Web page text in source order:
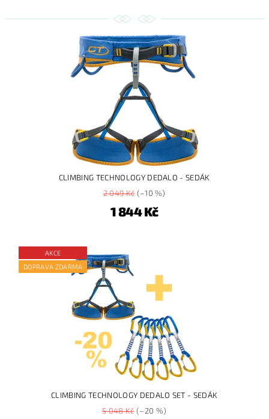
CLIMBING TECHNOLOGY DEDALO - SEDÁK
2 049 Kč(–10 %)
1 844 Kč
AKCE
DOPRAVA ZDARMA
CLIMBING TECHNOLOGY DEDALO SET - SEDÁK
5 048 Kč(–20 %)